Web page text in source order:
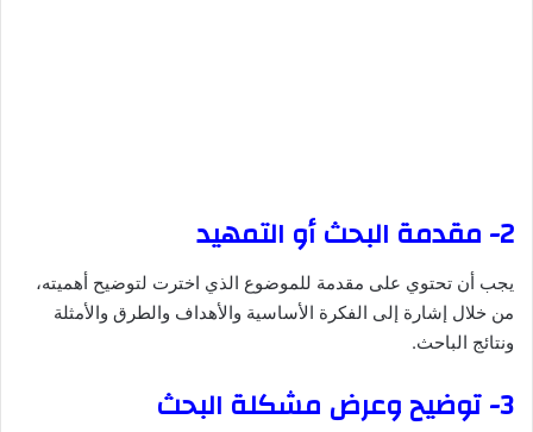
2- مقدمة البحث أو التمهيد
يجب أن تحتوي على مقدمة للموضوع الذي اخترت لتوضيح أهميته،
من خلال إشارة إلى الفكرة الأساسية والأهداف والطرق والأمثلة
ونتائج الباحث.
3- توضيح وعرض مشكلة البحث